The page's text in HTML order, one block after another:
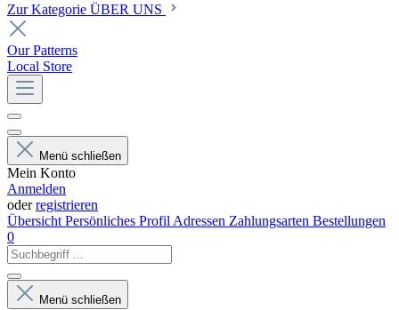
Zur Kategorie ÜBER UNS
Our Patterns
Local Store
Menü schließen
Mein Konto
Anmelden
oderregistrieren
Übersicht Persönliches Profil Adressen Zahlungsarten Bestellungen
0
Menü schließen